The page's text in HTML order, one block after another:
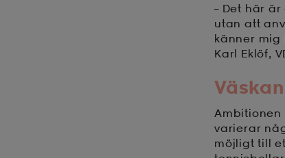
– Det här
utan att
känner
Karl Eklöf,
varierar
möjligt till